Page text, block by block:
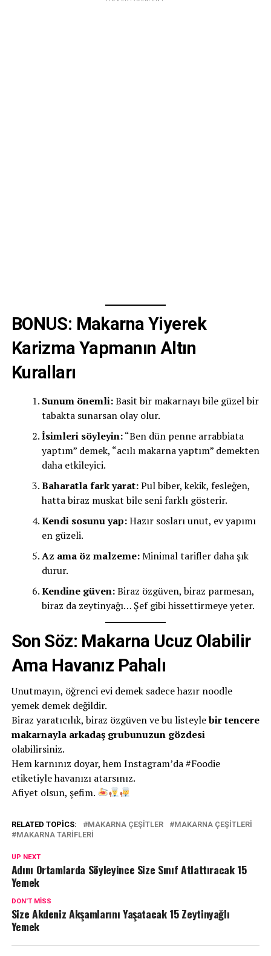
BONUS: Makarna Yiyerek
Karizma Yapmanın Altın
Kuralları
Sunum önemli:Basit bir makarnayı bile güzel bir
tabakta sunarsan olay olur.
İsimleri söyleyin:“Ben dün penne arrabbiata
yaptım” demek, “acılı makarna yaptım” demekten
daha etkileyici.
Baharatla fark yarat:Pul biber, kekik, fesleğen,
hatta biraz muskat bile seni farklı gösterir.
Kendi sosunu yap:Hazır sosları unut, ev yapımı
en güzeli.
Az ama öz malzeme:Minimal tarifler daha şık
durur.
Kendine güven:Biraz özgüven, biraz parmesan,
biraz da zeytinyağı… Şef gibi hissettirmeye yeter.
Son Söz: Makarna Ucuz Olabilir
Ama Havanız Pahalı
Unutmayın, öğrenci evi demek sadece hazır noodle
yemek demek değildir.
Biraz yaratıcılık, biraz özgüven ve bu listeylebir tencere
makarnayla arkadaş grubunuzun gözdesi
olabilirsiniz.
Hem karnınız doyar, hem Instagram’da #Foodie
etiketiyle havanızı atarsınız.
Afiyet olsun, şefim.
RELATED TOPICS: MAKARNA ÇEŞITLER
MAKARNA ÇEŞITLERI
MAKARNA TARIFLERI
UP NEXT
Adını Ortamlarda Söyleyince Size Sınıf Atlattıracak 15
Yemek
DON'T MISS
Size Akdeniz Akşamlarını Yaşatacak 15 Zeytinyağlı
Yemek